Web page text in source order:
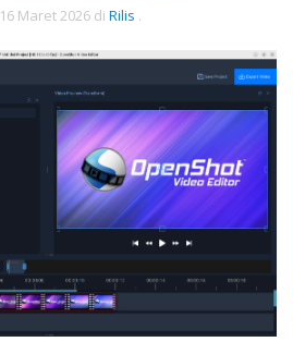
16 Maret 2026 di Rilis .